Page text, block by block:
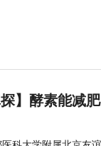
探】酵素能减